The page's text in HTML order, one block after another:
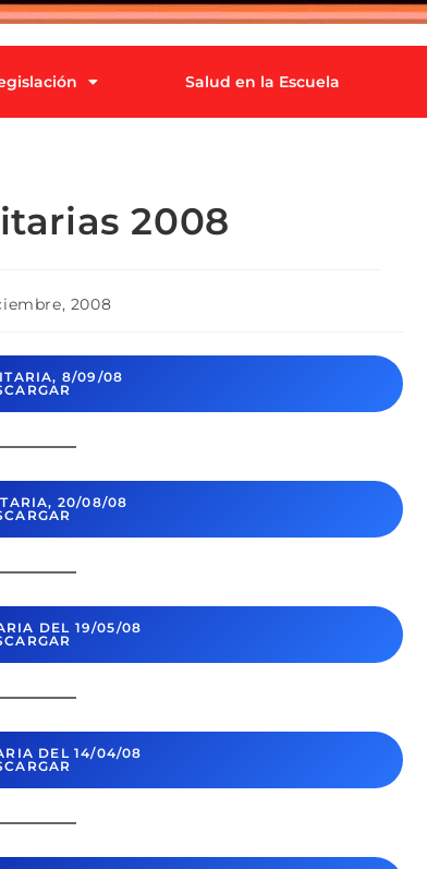
Salud en la Escuela
2008
2008
8/09/08
20/08/08
DEL 19/05/08
DEL 14/04/08